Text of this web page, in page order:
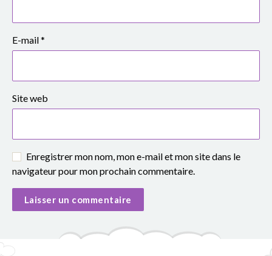
E-mail*
Site web
Enregistrer mon nom, mon e-mail et mon site dans le
navigateur pour mon prochain commentaire.